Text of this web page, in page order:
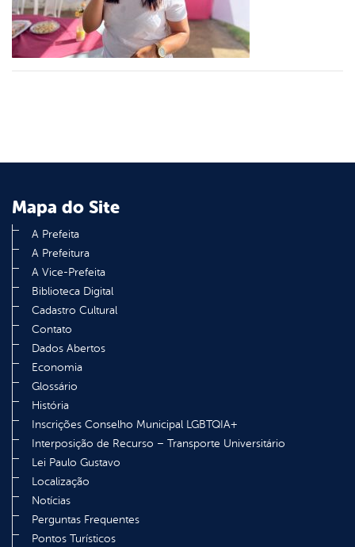
Mapa do Site
A Prefeita
A Prefeitura
A Vice-Prefeita
Biblioteca Digital
Cadastro Cultural
Contato
Dados Abertos
Economia
Glossário
História
Inscrições Conselho Municipal LGBTQIA+
Interposição de Recurso – Transporte Universitário
Lei Paulo Gustavo
Localização
Notícias
Perguntas Frequentes
Pontos Turísticos